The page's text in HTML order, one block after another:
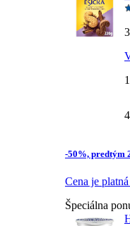
-50%, predtým
Cena je
Špeciálna